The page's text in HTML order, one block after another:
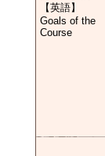
【英語】
Goals of the
Course